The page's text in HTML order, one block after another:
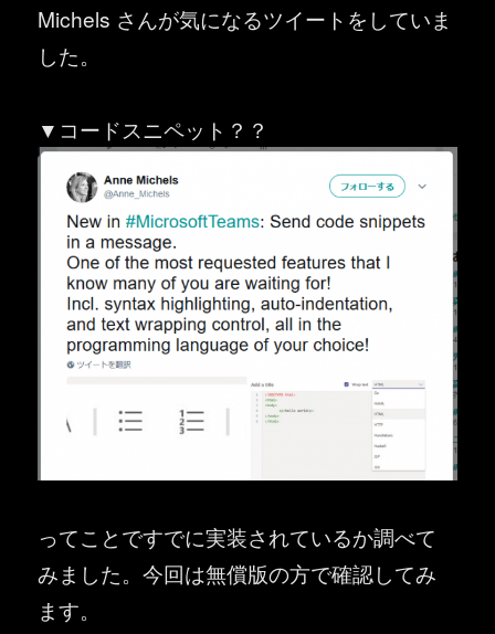
Michels さんが気になるツイートをしていま
した。
▼コードスニペット？？
ってことですでに実装されているか調べて
みました。今回は無償版の方で確認してみ
ます。